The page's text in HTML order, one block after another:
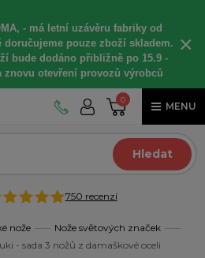
- má letní uzávěru fabriky od
doručujeme pouze zboží skladem.
bude dodáno přibližně po 15.9 -
znovu otevření provozů výrobců
×
0
MENU
Hledat
750 recenzí
nože
Nože světových značek
- sada 3 nožů z damaškové oceli